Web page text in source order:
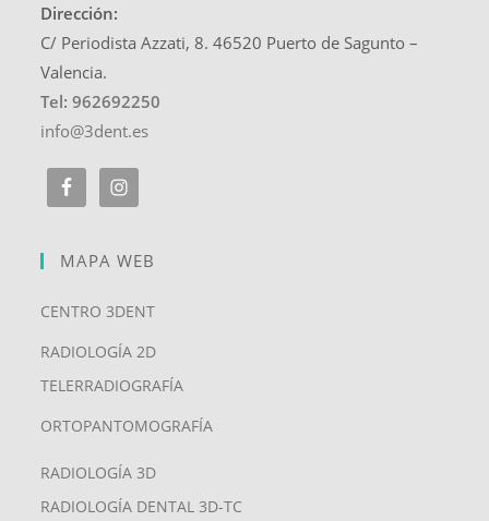
Dirección:
C/ Periodista Azzati, 8. 46520 Puerto de Sagunto –
Valencia.
Tel: 962692250
info@3dent.es
MAPA WEB
CENTRO 3DENT
RADIOLOGÍA 2D
TELERRADIOGRAFÍA
ORTOPANTOMOGRAFÍA
RADIOLOGÍA 3D
RADIOLOGÍA DENTAL 3D-TC